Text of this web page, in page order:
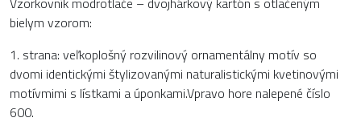
bielym vzorom:
1. strana: veľkoplošný rozvilinový ornamentálny motív so
dvomi identickými štylizovanými naturalistickými kvetinovými
motívmimi s lístkami a úponkami.Vpravo hore nalepené číslo
600.